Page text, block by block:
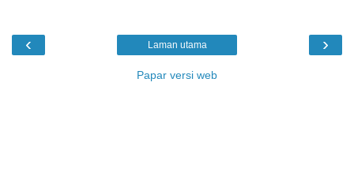
‹ ›
Laman utama
Papar versi web